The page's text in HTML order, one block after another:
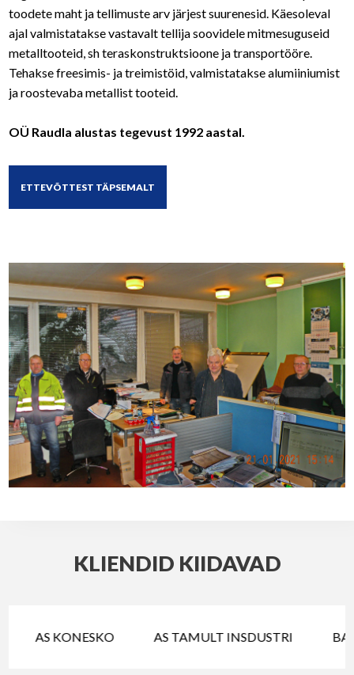
toodete maht ja tellimuste arv järjest suurenesid. Käesoleval
ajal valmistatakse vastavalt tellija soovidele mitmesuguseid
metalltooteid, sh teraskonstruktsioone ja transportööre.
Tehakse freesimis- ja treimistöid, valmistatakse alumiiniumist
ja roostevaba metallist tooteid.
OÜ Raudla alustas tegevust 1992 aastal.
ETTEVÕTTEST TÄPSEMALT
KLIENDID KIIDAVAD
AS KONESKO AS TAMULT INSDUSTRI